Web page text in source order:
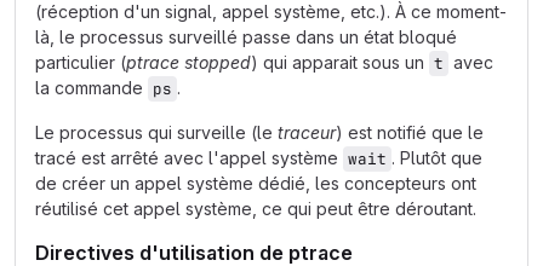
(réception d'un signal, appel système, etc.). À ce moment-
là, le processus surveillé passe dans un état bloqué
particulier (ptrace stopped) qui apparait sous un t avec
la commande ps .
Le processus qui surveille (le traceur) est notifié que le
tracé est arrêté avec l'appel système wait . Plutôt que
de créer un appel système dédié, les concepteurs ont
réutilisé cet appel système, ce qui peut être déroutant.
Directives d'utilisation de ptrace